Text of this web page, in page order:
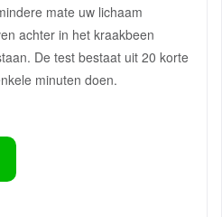
mate uw lichaam
achter in het kraakbeen
De test bestaat uit 20 korte
minuten doen.